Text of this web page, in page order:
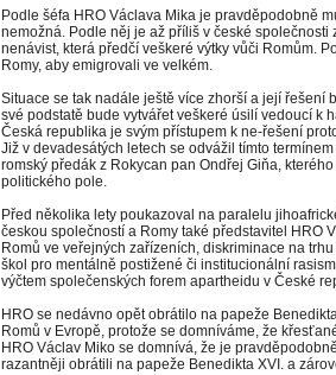
Podle šéfa HRO Václava Mika je pravděpodobně
nemožná. Podle něj je až příliš v české společnosti
nenávist, která předčí veškeré výtky vůči Romům.
Romy, aby emigrovali ve velkém.
Situace se tak nadále ještě více zhorší a její řešení
své podstatě bude vytvářet veškeré úsilí vedoucí k
Česká republika je svým přístupem k ne-řešení
Již v devadesátých letech se odvážil tímto
romský předák z Rokycan pan Ondřej Giňa,
politického pole.
Před několika lety poukazoval na paralelu
českou společností a Romy také představitel HRO
Romů ve veřejných zařízeních, diskriminace na
škol pro mentálně postižené či institucionální
výčtem společenských forem apartheidu v České
HRO se nedávno opět obrátilo na papeže
Romů v Evropě, protože se domníváme, že
HRO Václav Miko se domnívá, že je
razantněji obrátili na papeže Benedikta XVI. a